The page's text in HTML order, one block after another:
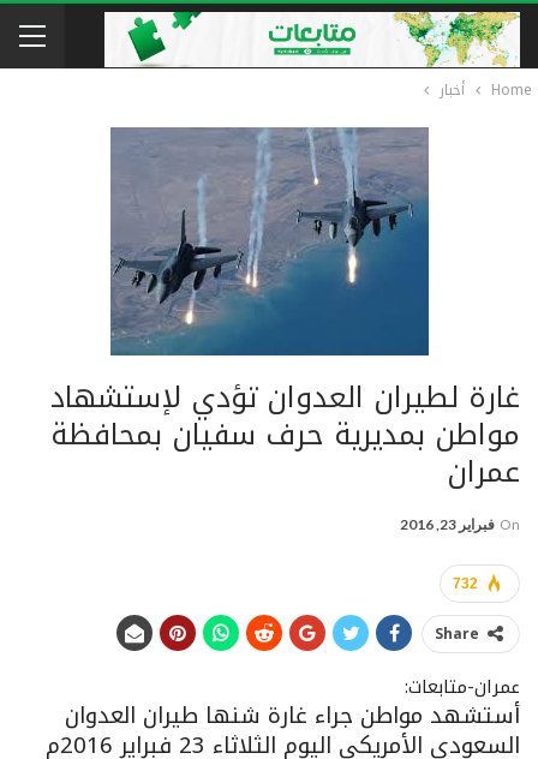
Home أخبار
غارة لطيران العدوان تؤدي لإستشهاد
مواطن بمديرية حرف سفيان بمحافظة
عمران
On فبراير 23, 2016
732
Share
عمران-متابعات:
أستشهد مواطن جراء غارة شنها طيران العدوان
السعودي الأمريكي اليوم الثلاثاء 23 فبراير 2016م